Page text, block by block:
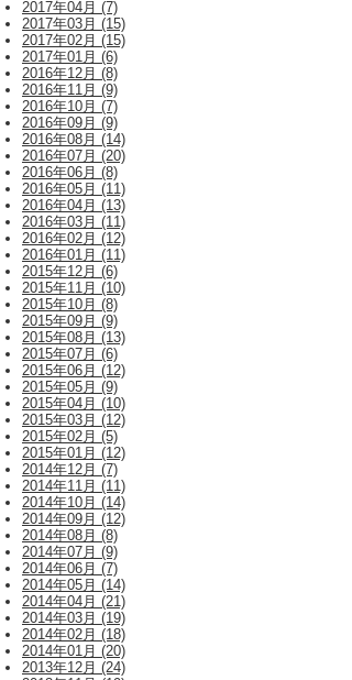
2017年04月 (7)
2017年03月 (15)
2017年02月 (15)
2017年01月 (6)
2016年12月 (8)
2016年11月 (9)
2016年10月 (7)
2016年09月 (9)
2016年08月 (14)
2016年07月 (20)
2016年06月 (8)
2016年05月 (11)
2016年04月 (13)
2016年03月 (11)
2016年02月 (12)
2016年01月 (11)
2015年12月 (6)
2015年11月 (10)
2015年10月 (8)
2015年09月 (9)
2015年08月 (13)
2015年07月 (6)
2015年06月 (12)
2015年05月 (9)
2015年04月 (10)
2015年03月 (12)
2015年02月 (5)
2015年01月 (12)
2014年12月 (7)
2014年11月 (11)
2014年10月 (14)
2014年09月 (12)
2014年08月 (8)
2014年07月 (9)
2014年06月 (7)
2014年05月 (14)
2014年04月 (21)
2014年03月 (19)
2014年02月 (18)
2014年01月 (20)
2013年12月 (24)